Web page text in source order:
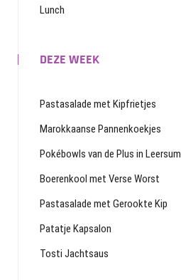
Lunch
DEZE WEEK
Pastasalade met Kipfrietjes
Marokkaanse Pannenkoekjes
Pokébowls van de Plus in Leersum
Boerenkool met Verse Worst
Pastasalade met Gerookte Kip
Patatje Kapsalon
Tosti Jachtsaus